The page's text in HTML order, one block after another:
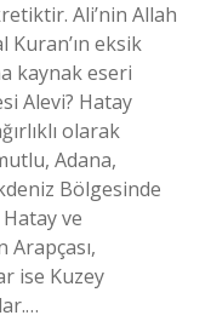
Ali’nin Allah
eksik
kaynak eseri
Alevi? Hatay
olarak
Adana,
Bölgesinde
ve
Arapçası,
ise Kuzey